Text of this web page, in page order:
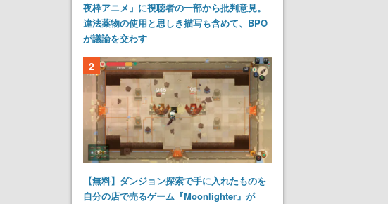
夜枠アニメ」に視聴者の一部から批判意見。
違法薬物の使用と思しき描写も含めて、BPO
が議論を交わす
2
【無料】ダンジョン探索で手に入れたものを
自分の店で売るゲーム『Moonlighter』が